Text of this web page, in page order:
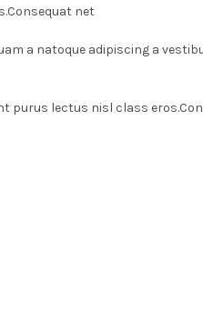
net
a natoque adipiscing a
purus lectus nisl class